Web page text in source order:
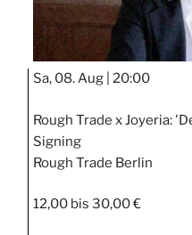
Sa, 08. Aug | 20:00
Rough Trade x Joyeria:
Signing
Rough Trade Berlin
12,00 bis 30,00 €